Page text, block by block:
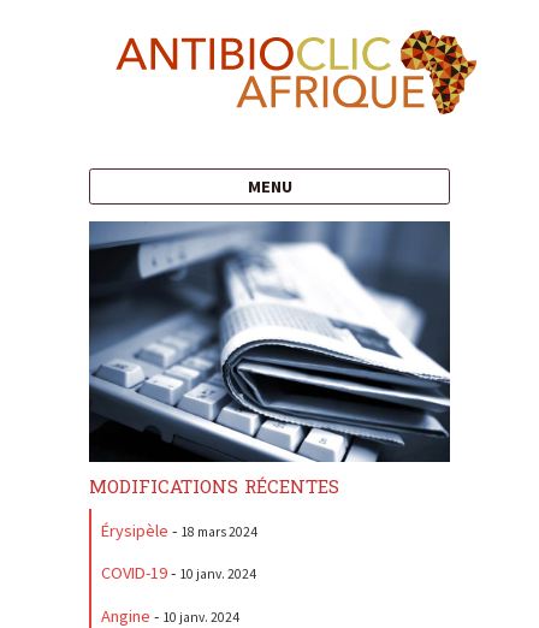
MENU
modifications récentes
Érysipèle - 18 mars 2024
COVID-19- 10 janv. 2024
Angine - 10 janv. 2024